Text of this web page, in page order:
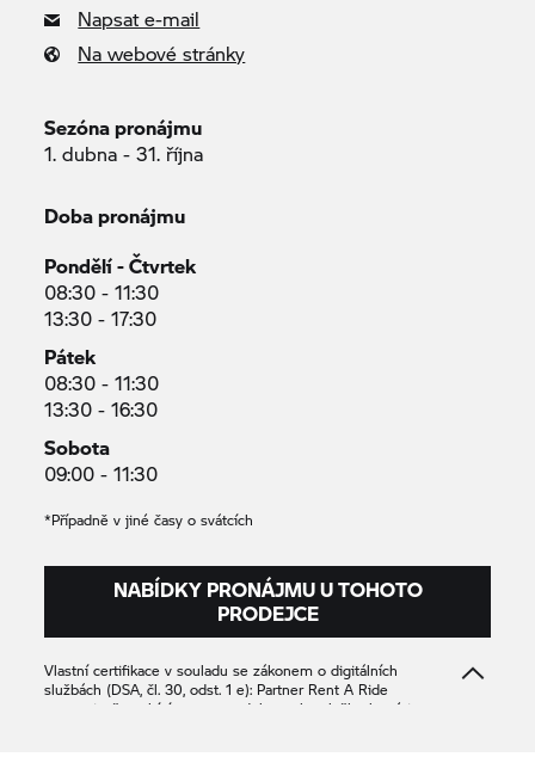
Napsat e-mail
Na webové stránky
Sezóna pronájmu
1. dubna - 31. října
Doba pronájmu
Pondělí - Čtvrtek
08:30 - 11:30
13:30 - 17:30
Pátek
08:30 - 11:30
13:30 - 16:30
Sobota
09:00 - 11:30
*Případně v jiné časy o svátcích
NABÍDKY PRONÁJMU U TOHOTO
PRODEJCE
Vlastní certifikace v souladu se zákonem o digitálních
službách (DSA, čl. 30, odst. 1 e): Partner Rent A Ride
potvrzuje, že nabízí pouze produkty nebo služby, které jsou v